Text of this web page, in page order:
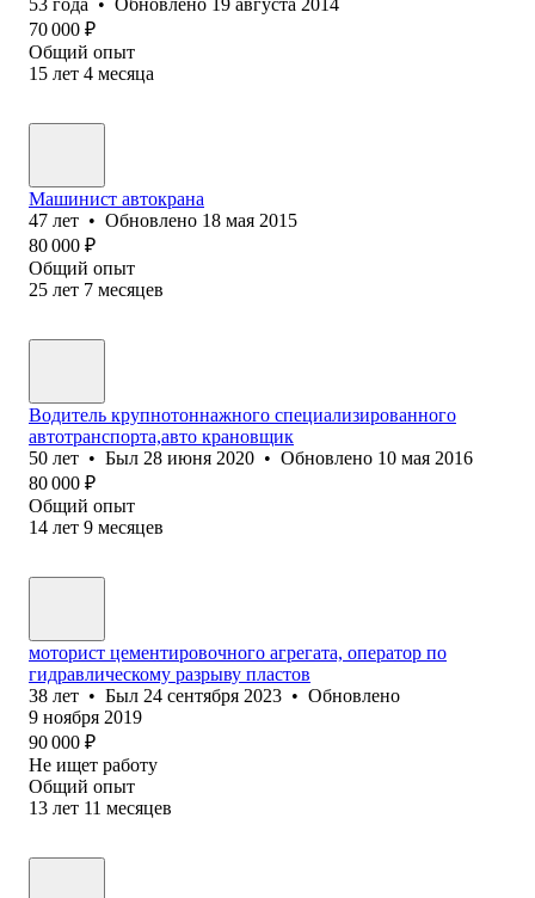
70 000 ₽
Общий опыт
15 лет 4 месяца
Машинист автокрана
47 лет • Обновлено 18 мая 2015
80 000 ₽
Общий опыт
25 лет 7 месяцев
Водитель крупнотоннажного специализированного
автотранспорта,авто крановщик
50 лет • Был 28 июня 2020 • Обновлено 10 мая 2016
80 000 ₽
Общий опыт
14 лет 9 месяцев
моторист цементировочного агрегата, оператор по
гидравлическому разрыву пластов
38 лет • Был 24 сентября 2023 • Обновлено
9 ноября 2019
90 000 ₽
Не ищет работу
Общий опыт
13 лет 11 месяцев